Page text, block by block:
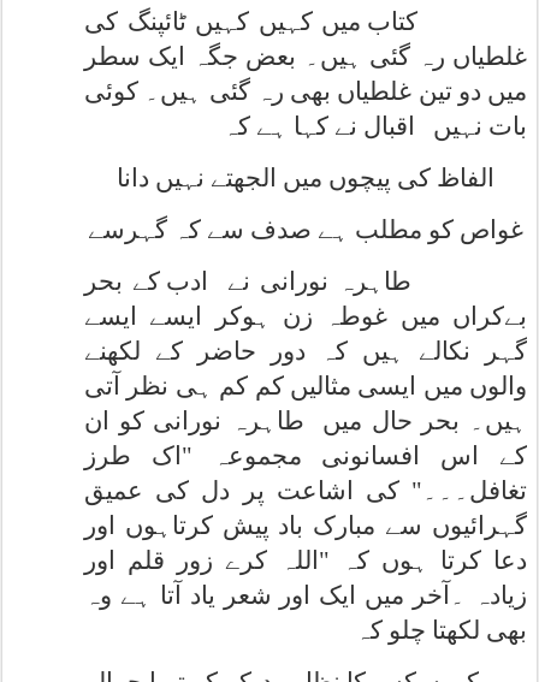
کتاب میں کہیں کہیں ٹائپنگ کی
غلطیاں رہ گئی ہیں۔ بعض جگہ ایک سطر
میں دو تین غلطیاں بھی رہ گئی ہیں۔ کوئی
بات نہیں
اقبال نے کہا ہے کہ
الفاظ کی پیچوں میں الجھتے نہیں دانا
غواص کو مطلب ہے صدف سے کہ گہرسے
طاہرہ نورانی نے
ادب کے بحر
بےکراں میں غوطہ زن ہوکر ایسے ایسے
گہر نکالے ہیں کہ دور حاضر کے لکھنے
والوں میں ایسی مثالیں کم کم ہی نظر آتی
ہیں۔ بحر حال میں
طاہرہ نورانی کو ان
کے اس افسانونی مجموعہ "اک طرز
تغافل۔۔۔" کی اشاعت پر دل کی عمیق
گہرائیوں سے مبارک باد پیش کرتاہوں اور
دعا کرتا ہوں کہ "اللہ کرے زور قلم اور
زیادہ ۔آخر میں ایک اور شعر یاد آتا ہے وہ
بھی لکھتا چلو کہ